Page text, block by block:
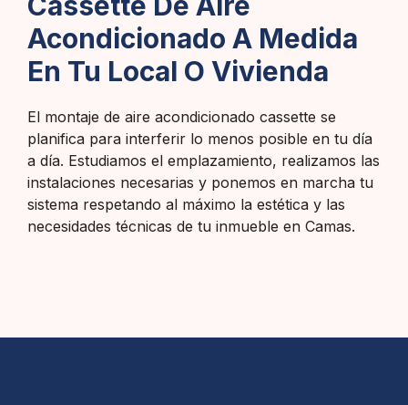
Acondicionado A Medida
En Tu Local O Vivienda
El montaje de aire acondicionado cassette se
planifica para interferir lo menos posible en tu día
a día. Estudiamos el emplazamiento, realizamos las
instalaciones necesarias y ponemos en marcha tu
sistema respetando al máximo la estética y las
necesidades técnicas de tu inmueble en Camas.